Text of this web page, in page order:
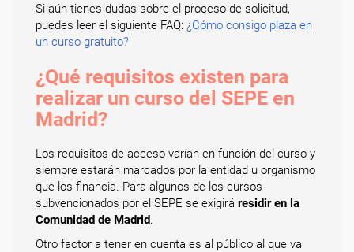
Si aún tienes dudas sobre el proceso de solicitud,
puedes leer el siguiente FAQ: ¿Cómo consigo plaza en
un curso gratuito?
¿Qué requisitos existen para
realizar un curso del SEPE en
Madrid?
Los requisitos de acceso varían en función del curso y
siempre estarán marcados por la entidad u organismo
que los financia. Para algunos de los cursos
subvencionados por el SEPE se exigirá residir en la
Comunidad de Madrid
Otro factor a tener en cuenta es al público al que va